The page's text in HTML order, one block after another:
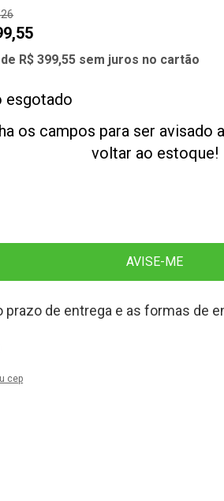
R$ 399,55 sem juros no cartão
esgotado
os campos para ser avisado
voltar ao estoque!
AVISE-ME
prazo de entrega e as formas de
cep